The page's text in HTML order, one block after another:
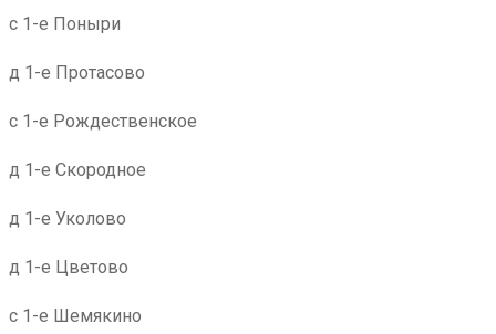
с 1-е Поныри
д 1-е Протасово
с 1-е Рождественское
д 1-е Скородное
д 1-е Уколово
д 1-е Цветово
с 1-е Шемякино